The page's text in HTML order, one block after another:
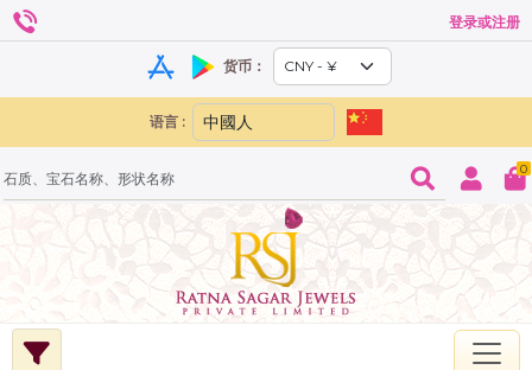
登录或注册
货币：
语言 :
0